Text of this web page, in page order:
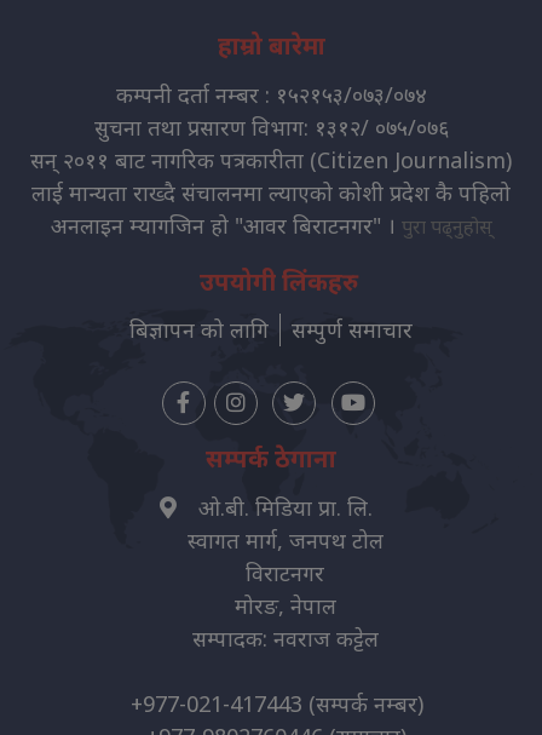
हाम्रो बारेमा
कम्पनी दर्ता नम्बर : १५२१५३/०७३/०७४
सुचना तथा प्रसारण विभाग: १३१२/ ०७५/०७६
सन् २०११ बाट नागरिक पत्रकारीता (Citizen Journalism)
लाई मान्यता राख्दै संचालनमा ल्याएको कोशी प्रदेश कै पहिलो
अनलाइन म्यागजिन हो "आवर बिराटनगर" । पुरा पढ्नुहोस्
उपयोगी लिंकहरु
बिज्ञापन को लागि सम्पुर्ण समाचार
सम्पर्क ठेगाना
ओ.बी. मिडिया प्रा. लि.
स्वागत मार्ग, जनपथ टोल
विराटनगर
मोरङ, नेपाल
सम्पादक: नवराज कट्टेल
+977-021-417443 (सम्पर्क नम्बर)